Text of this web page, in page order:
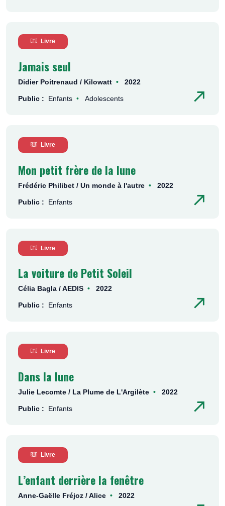
Livre
Jamais seul
Didier Poitrenaud / Kilowatt 2022
Public : Enfants Adolescents
Livre
Mon petit frère de la lune
Frédéric Philibet / Un monde à l'autre 2022
Public : Enfants
Livre
La voiture de Petit Soleil
Célia Bagla / AEDIS 2022
Public : Enfants
Livre
Dans la lune
Julie Lecomte / La Plume de L'Argilète 2022
Public : Enfants
Livre
L’enfant derrière la fenêtre
Anne-Gaëlle Fréjoz / Alice 2022